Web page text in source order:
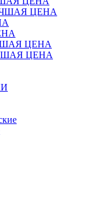
ЦЕНА
ЦЕНА
ЦЕНА